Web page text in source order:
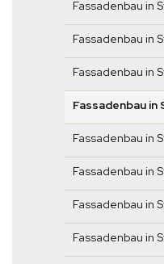
Fassadenbau in
Fassadenbau in
Fassadenbau in
Fassadenbau in
Fassadenbau in
Fassadenbau in
Fassadenbau in
Fassadenbau in